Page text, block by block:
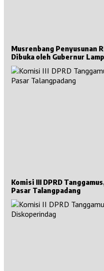
Musrenbang Penyusunan
Dibuka oleh Gubernur
Komisi III DPRD
Pasar Talangpadang